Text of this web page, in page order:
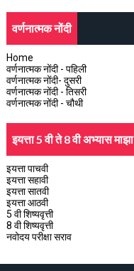
वर्णनात्मक नोंदी
Home
वर्णनात्मक नोंदी - पहिली
वर्णनात्मक नोंदी- दुसरी
वर्णनात्मक नोंदी - तिसरी
वर्णनात्मक नोंदी - चौथी
इयत्ता 5 वी ते 8 वी अभ्यास माझा
इयत्ता पाचवी
इयत्ता सहावी
इयत्ता सातवी
इयत्ता आठवी
5 वी शिष्यवृत्ती
8 वी शिष्यवृत्ती
नवोदय परीक्षा सराव